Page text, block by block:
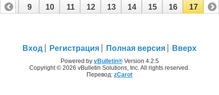
8 9 10 11 12 13 14 15 16 17
Вход Регистрация Полная версия Вверх
Powered by vBulletin®Version 4.2.5
Copyright © 2026 vBulletin Solutions, Inc. All rights reserved.
Перевод: zCarot